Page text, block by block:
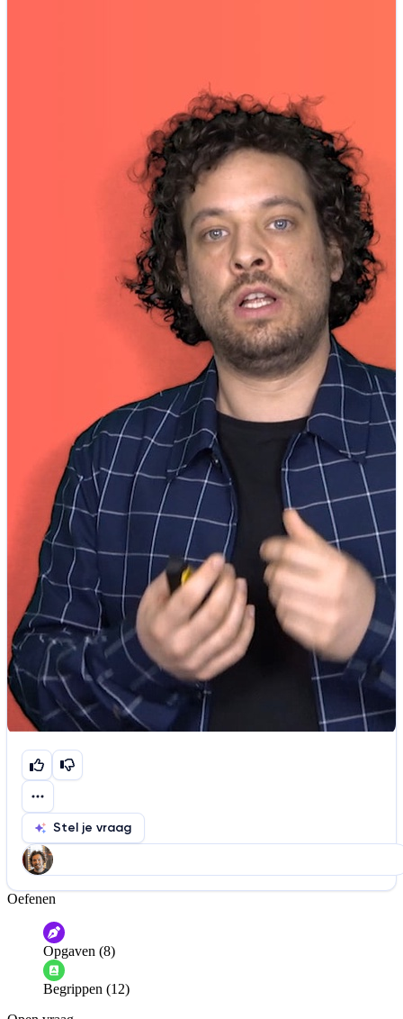
Stel je vraag
Help ons de video te verbeteren
De audio is slecht
Informatie is onjuist
De docent is te langdradig
Oefenen
Opgaven (8)
Begrippen (12)